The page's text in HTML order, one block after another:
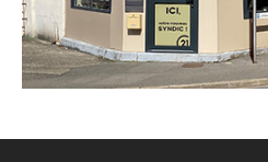
Envoyer